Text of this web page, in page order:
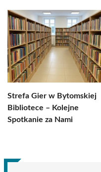
Strefa Gier w Bytomskiej
Bibliotece – Kolejne
Spotkanie za Nami